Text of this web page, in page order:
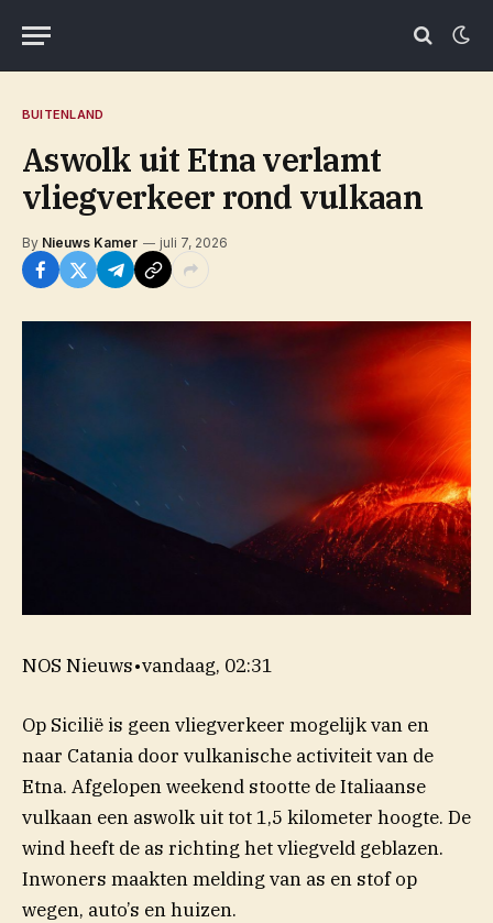
BUITENLAND
Aswolk uit Etna verlamt
vliegverkeer rond vulkaan
By Nieuws Kamer juli 7, 2026
NOS Nieuws•vandaag, 02:31
Op Sicilië is geen vliegverkeer mogelijk van en
naar Catania door vulkanische activiteit van de
Etna. Afgelopen weekend stootte de Italiaanse
vulkaan een aswolk uit tot 1,5 kilometer hoogte. De
wind heeft de as richting het vliegveld geblazen.
Inwoners maakten melding van as en stof op
wegen, auto’s en huizen.